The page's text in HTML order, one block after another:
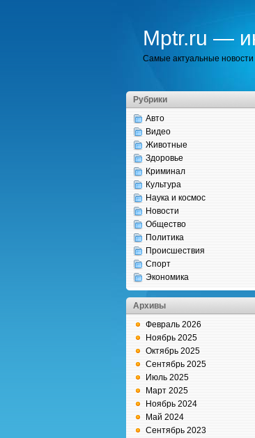
Mptr.ru —
Самые актуальные
Рубрики
Авто
Видео
Животные
Здоровье
Криминал
Культура
Наука и космос
Новости
Общество
Политика
Происшествия
Спорт
Экономика
Архивы
Февраль 2026
Ноябрь 2025
Октябрь 2025
Сентябрь 2025
Июль 2025
Март 2025
Ноябрь 2024
Май 2024
Сентябрь 2023